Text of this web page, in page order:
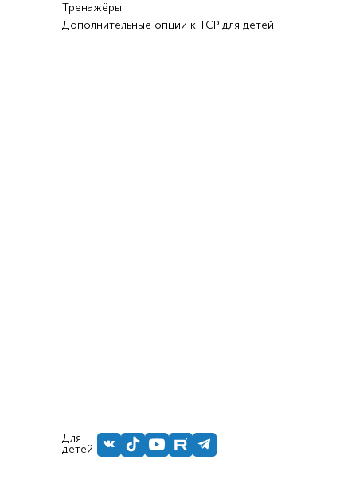
Тренажёры
Дополнительные опции к ТСР для детей
Для
детей